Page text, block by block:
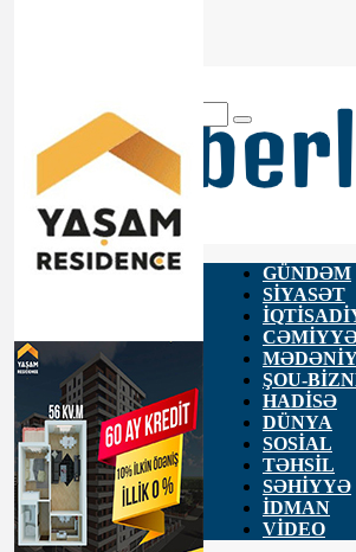
GÜNDƏM
SİYASƏT
ŞOU-
HADİSƏ
DÜNYA
SOSİAL
TƏHSİL
SƏHİYYƏ
İDMAN
VİDEO